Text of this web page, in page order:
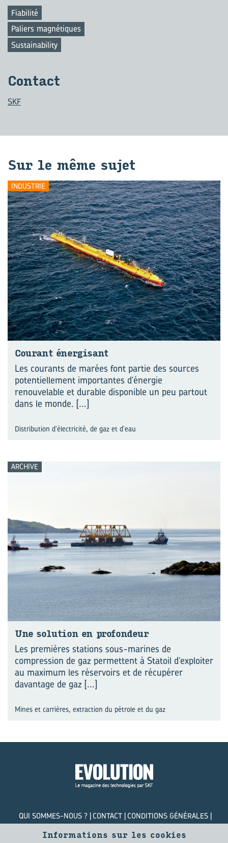
Fiabilité
Paliers magnétiques
Sustainability
Contact
SKF
Sur le même sujet
INDUSTRIE
Cou­rant éner­gi­sant
Les courants de marées font partie des sources
potentiellement importantes d’énergie
renouvelable et durable disponible un peu partout
dans le monde. [...]
Distribution d'électricité, de gaz et d'eau
ARCHIVE
Une so­lu­tion en pro­fon­deur
Les premières stations sous-marines de
compression de gaz permettent à Statoil d’exploiter
au maximum les réservoirs et de récupérer
davantage de gaz [...]
Mines et carrières, extraction du pétrole et du gaz
QUI SOMMES-NOUS ? CONTACT
CONDITIONS GÉNÉRALES
Informations sur les cookies